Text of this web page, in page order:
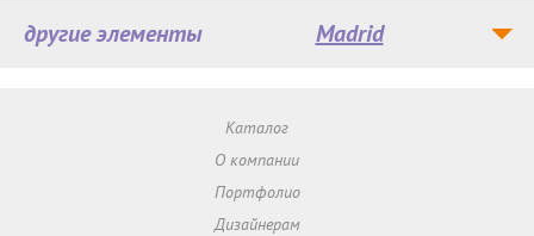
другие элементы Madrid
Каталог
О компании
Портфолио
Дизайнерам